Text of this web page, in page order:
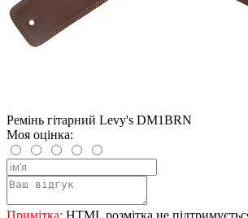
Ремінь гітарний Levy's DM1BRN
Моя оцінка:
Примітка: HTML розмітка не